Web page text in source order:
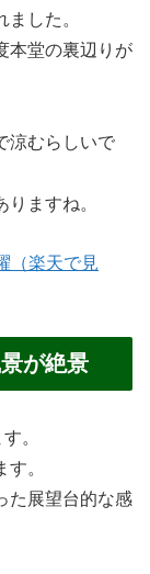
した。
本堂の裏辺りが
涼むらしいで
ますね。
（楽天で見
が絶景
。
。
た展望台的な感